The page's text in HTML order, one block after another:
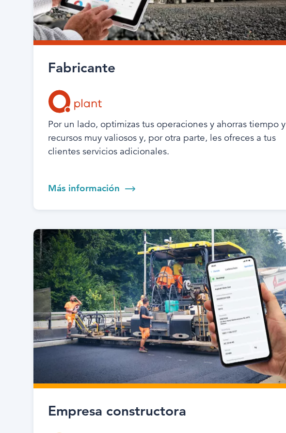
Fabricante
Por un lado, optimizas tus operaciones y ahorras tiempo y
recursos muy valiosos y, por otra parte, les ofreces a tus
clientes servicios adicionales.
Más información
Empresa constructora